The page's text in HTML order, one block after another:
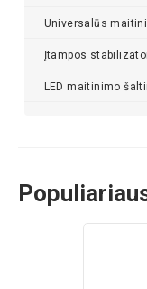
Universalūs
Įtampos
LED maitinimo